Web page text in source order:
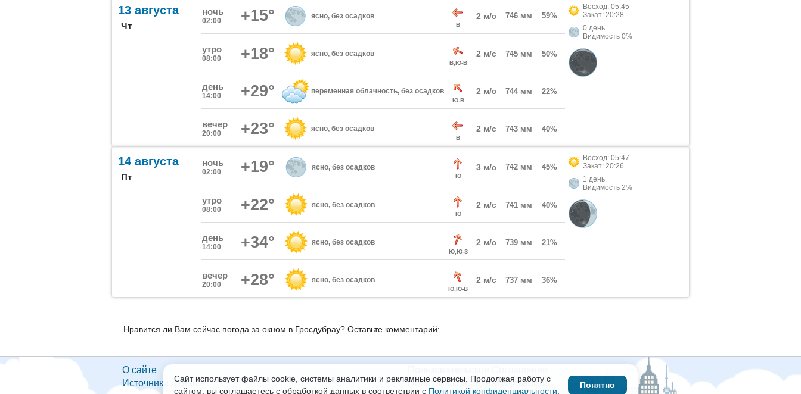
13 августа
Чт
ночь
02:00 +15° ясно, без осадков
В
2 м/с 746 мм 59%
утро
08:00 +18° ясно, без осадков
В,Ю-В
2 м/с 745 мм 50%
день
14:00 +29° переменная облачность, без осадков
Ю-В
2 м/с 744 мм 22%
вечер
20:00 +23° ясно, без осадков
В
2 м/с 743 мм 40%
Восход: 05:45
Закат: 20:28
0 день
Видимость 0%
14 августа
Пт
ночь
02:00 +19° ясно, без осадков
Ю
3 м/с 742 мм 45%
утро
08:00 +22° ясно, без осадков
Ю
2 м/с 741 мм 40%
день
14:00 +34° ясно, без осадков
Ю,Ю-З
2 м/с 739 мм 21%
вечер
20:00 +28° ясно, без осадков
Ю,Ю-В
2 м/с 737 мм 36%
Восход: 05:47
Закат: 20:26
1 день
Видимость 2%
Нравится ли Вам сейчас погода за окном в Гросдубрау? Оставьте комментарий:
О сайте
Источники данных
Политика конфиденциальности
Сайт использует файлы cookie, системы аналитики и рекламные сервисы. Продолжая работу с
сайтом, вы соглашаетесь с обработкой данных в соответствии с Политикой конфиденциальности
Понятно